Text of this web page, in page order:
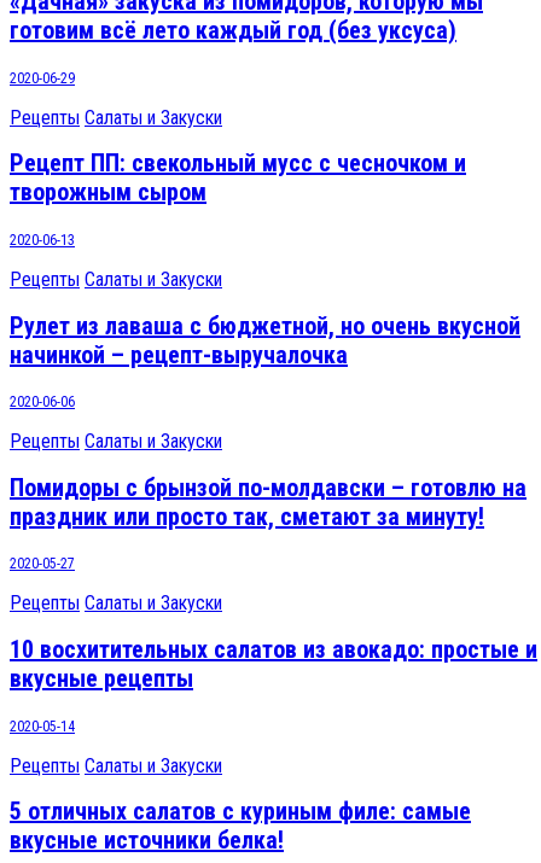
готовим всё лето каждый год (без уксуса)
2020-06-29
Рецепты Салаты и Закуски
Рецепт ПП: свекольный мусс с чесночком и
творожным сыром
2020-06-13
Рецепты Салаты и Закуски
Рулет из лаваша с бюджетной, но очень вкусной
начинкой – рецепт-выручалочка
2020-06-06
Рецепты Салаты и Закуски
Помидоры с брынзой по-молдавски – готовлю на
праздник или просто так, сметают за минуту!
2020-05-27
Рецепты Салаты и Закуски
10 восхитительных салатов из авокадо: простые и
вкусные рецепты
2020-05-14
Рецепты Салаты и Закуски
5 отличных салатов с куриным филе: самые
вкусные источники белка!